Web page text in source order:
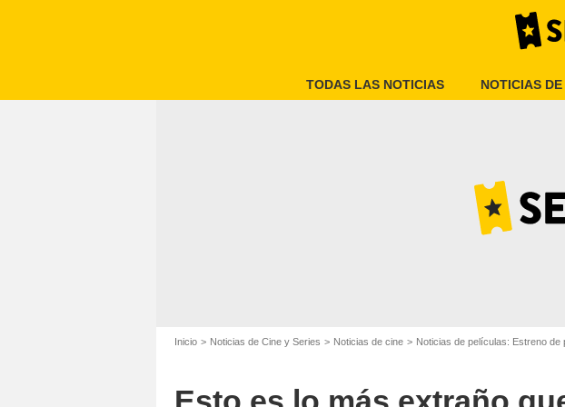
TODAS LAS NOTICIAS NOTICIAS
Inicio Noticias de Cine y Series Noticias de cine Noticias de películas: Estreno de